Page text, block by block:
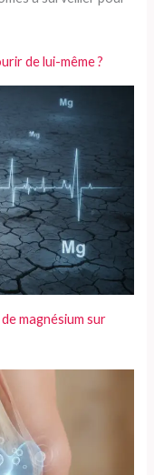
de lui-même ?
magnésium sur